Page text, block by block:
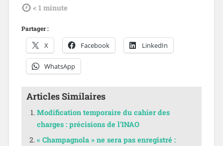
tdl < 1 minute
Partager :
X Facebook LinkedIn
WhatsApp
Articles Similaires
Modification temporaire du cahier des
charges : précisions de l’INAO
« Champagnola » ne sera pas enregistré :